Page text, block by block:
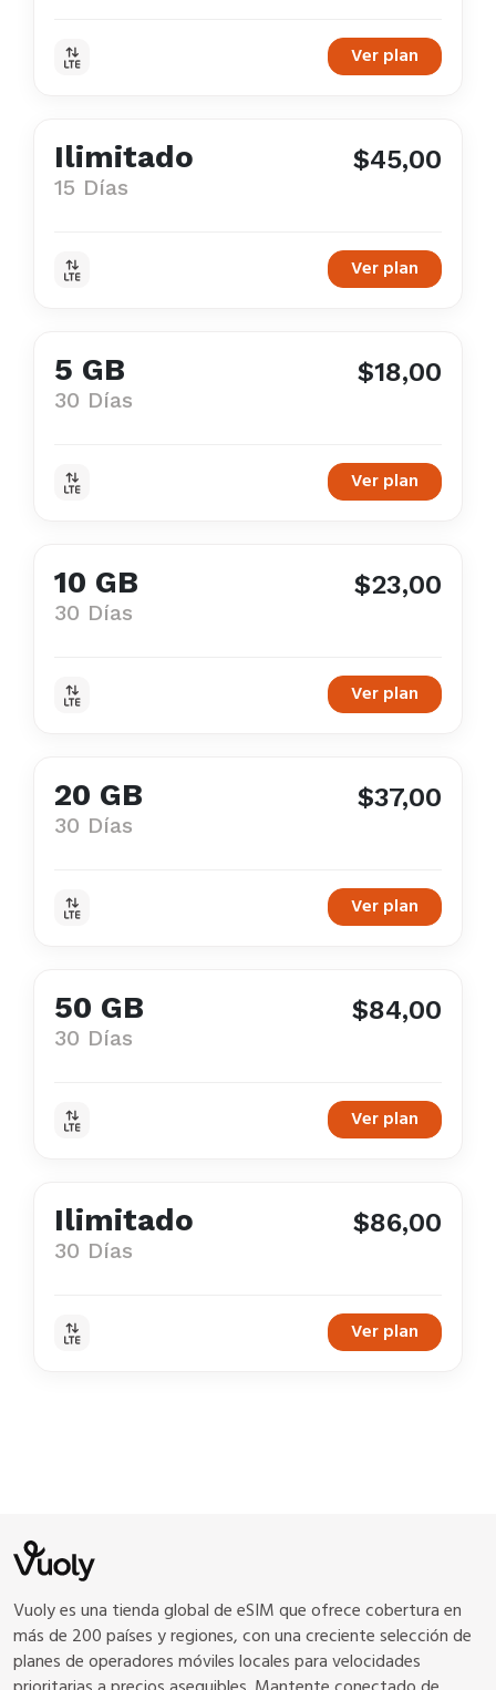
Ver plan
Ilimitado
15 Días
$45,00
Ver plan
5 GB
30 Días
$18,00
Ver plan
10 GB
30 Días
$23,00
Ver plan
20 GB
30 Días
$37,00
Ver plan
50 GB
30 Días
$84,00
Ver plan
Ilimitado
30 Días
$86,00
Ver plan
Vuoly es una tienda global de eSIM que ofrece cobertura en
más de 200 países y regiones, con una creciente selección de
planes de operadores móviles locales para velocidades